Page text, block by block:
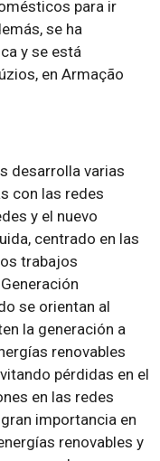
para ir
se ha
y se está
en Armação
desarrolla varias
con las redes
y el nuevo
centrado en las
trabajos
se orientan al
la generación a
renovables
pérdidas en el
en las redes
importancia en
renovables y